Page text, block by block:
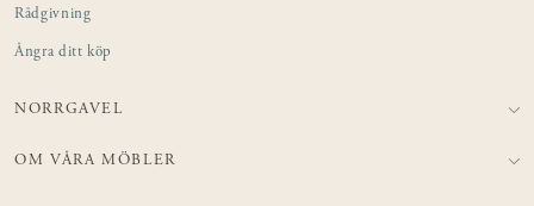
Rådgivning
Ångra ditt köp
NORRGAVEL
OM VÅRA MÖBLER